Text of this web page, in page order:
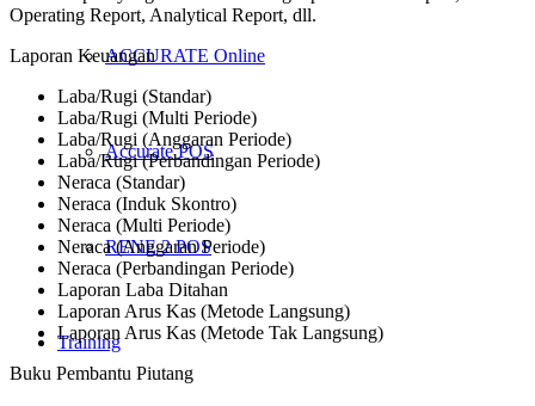
ACCURATE Online
Accurate POS
RENE 2 POS
Training
Operating Report, Analytical Report, dll.
Laporan Keuangan
Laba/Rugi (Standar)
Laba/Rugi (Multi Periode)
Laba/Rugi (Anggaran Periode)
Laba/Rugi (Perbandingan Periode)
Neraca (Standar)
Neraca (Induk Skontro)
Neraca (Multi Periode)
Neraca (Anggaran Periode)
Neraca (Perbandingan Periode)
Laporan Laba Ditahan
Laporan Arus Kas (Metode Langsung)
Laporan Arus Kas (Metode Tak Langsung)
Buku Pembantu Piutang